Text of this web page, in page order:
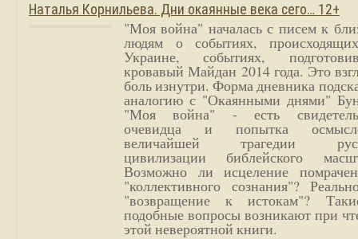
Наталья Корнильева. Дни окаянные века сего… 12+
"Моя война" началась с писем к
людям о событиях,
Украине, событиях,
кровавый Майдан 2014 года. Это
боль изнутри. Форма дневника
аналогию с "Окаянными днями"
"Моя война" - есть
очевидца и попытка
величайшей трагедии
цивилизации библейского
Возможно ли исцеление
"коллективного сознания"?
"возвращение к истокам"?
подобные вопросы возникают при
этой невероятной книги.